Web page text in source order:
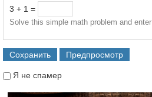
3 + 1 =
Solve this simple math problem and
Я не спамер